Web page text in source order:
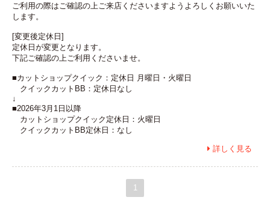
ご利用の際はご確認の上ご来店くださいますようよろしくお願いいた
します。
[変更後定休日]
定休日が変更となります。
下記ご確認の上ご利用くださいませ。
■カットショップクイック：定休日 月曜日・火曜日
クイックカットBB：定休日なし
↓
■2026年3月1日以降
カットショップクイック定休日：火曜日
クイックカットBB定休日：なし
 詳しく見る
1